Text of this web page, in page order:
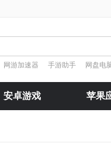
网游加速器 手游助手 网盘电
安卓游戏 苹果